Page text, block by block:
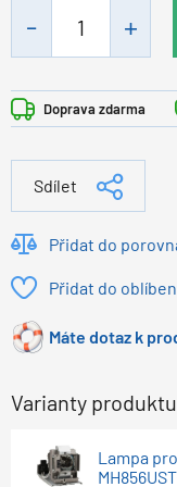
Doprava zdarma
Sdílet
Přidat do
Přidat do
Máte dotaz k
Varianty produktu
Lampa